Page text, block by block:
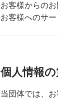
お客様からの
お客様へのサ
個人情報
当団体では、